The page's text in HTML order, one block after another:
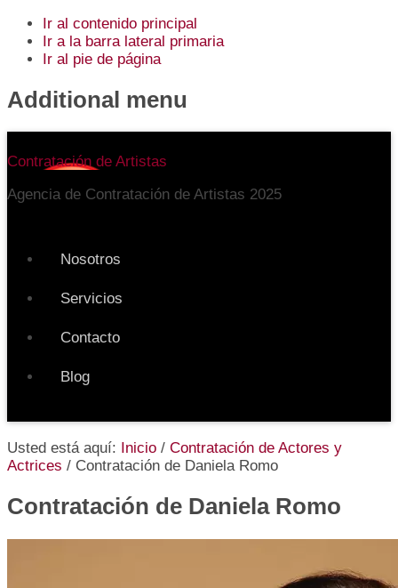
Ir al contenido principal
Ir a la barra lateral primaria
Ir al pie de página
Additional menu
Contratación de Artistas
Agencia de Contratación de Artistas 2025
Nosotros
Servicios
Contacto
Blog
Usted está aquí: Inicio / Contratación de Actores y
Actrices / Contratación de Daniela Romo
Contratación de Daniela Romo